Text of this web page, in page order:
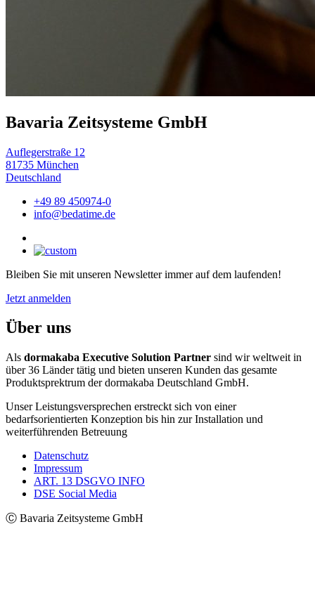
Bavaria Zeitsysteme GmbH
Auflegerstraße 12
81735 München
Deutschland
+49 89 450974-0
info@bedatime.de
Bleiben Sie mit unseren Newsletter immer auf dem laufenden!
Jetzt anmelden
Über uns
Als dormakaba Executive Solution Partner sind wir weltweit in
über 36 Länder tätig und bieten unseren Kunden das gesamte
Produktsprektrum der dormakaba Deutschland GmbH.
Unser Leistungsversprechen erstreckt sich von einer
bedarfsorientierten Konzeption bis hin zur Installation und
weiterführenden Betreuung
Datenschutz
Impressum
ART. 13 DSGVO INFO
DSE Social Media
Ⓒ Bavaria Zeitsysteme GmbH